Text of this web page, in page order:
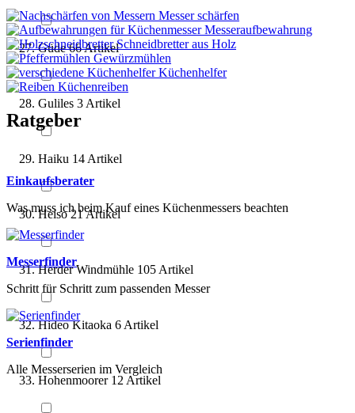
Güde 66Artikel
Guliles 3 Artikel
Haiku 14 Artikel
Heiso 21Artikel
Herder Windmühle 105 Artikel
Hideo Kitaoka 6 Artikel
Hohenmoorer 12 Artikel
Messer schärfen
Messeraufbewahrung
Schneidbretter aus Holz
Gewürzmühlen
Küchenhelfer
Küchenreiben
Ratgeber
Einkaufsberater
Was muss ich beim Kauf eines Küchenmessers beachten
Messerfinder
Schritt für Schritt zum passenden Messer
Serienfinder
Alle Messerserien im Vergleich